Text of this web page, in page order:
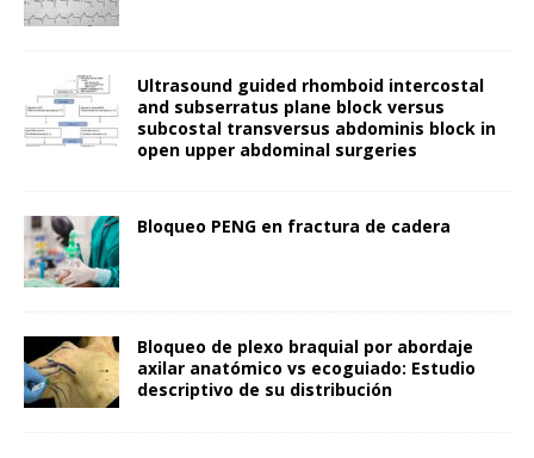
Ultrasound guided rhomboid intercostal
and subserratus plane block versus
subcostal transversus abdominis block in
open upper abdominal surgeries
Bloqueo PENG en fractura de cadera
Bloqueo de plexo braquial por abordaje
axilar anatómico vs ecoguiado: Estudio
descriptivo de su distribución